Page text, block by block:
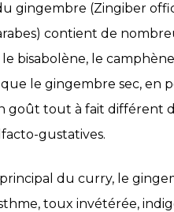
gingembre (Zingiber
contient de
bisabolène, le
le gingembre sec, en
goût tout à fait différent
gustatives.
du curry, le
toux invétérée,